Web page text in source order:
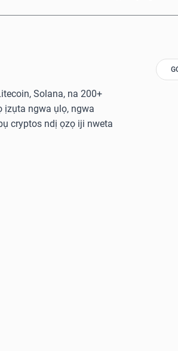
Solana, na 200+
ịzụta ngwa ụlọ, ngwa
cryptos ndị ọzọ iji nweta